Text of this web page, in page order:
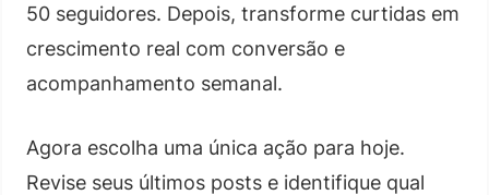
50 seguidores. Depois, transforme curtidas em
crescimento real com conversão e
acompanhamento semanal.
Agora escolha uma única ação para hoje.
Revise seus últimos posts e identifique qual